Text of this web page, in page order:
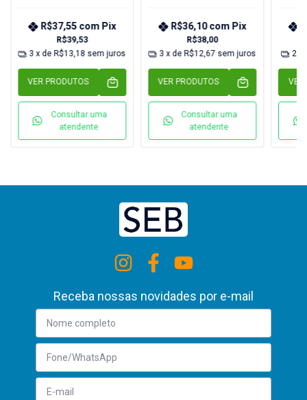
R$39,53
R$37,55 com Pix
3 x de R$13,18 sem juros
VER PRODUTOS
Consultar uma
atendente
R$38,00
R$36,10com Pix
3 x de R$12,67 sem juros
VER PRODUTOS
Consultar uma
atendente
2
VER
Receba nossas novidades por e-mail